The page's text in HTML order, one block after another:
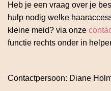
Heb je een vraag over je
hulp nodig welke
kleine meid? via onze
functie rechts onder in
Contactpersoon: Diane